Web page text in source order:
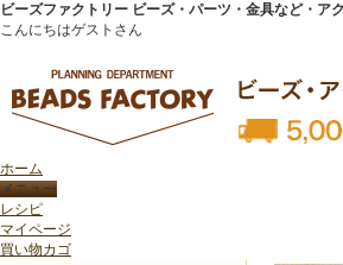
ビーズファクトリー ビーズ・パーツ・金具など・ア
こんにちはゲストさん
ホーム
レシピ
マイページ
買い物カゴ